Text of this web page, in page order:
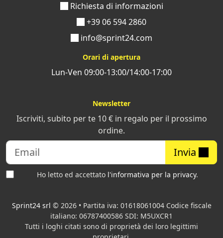
Richiesta di informazioni
+39 06 594 2860
info@sprint24.com
Orari di apertura
Lun-Ven 09:00-13:00/14:00-17:00
Newsletter
Iscriviti, subito per te 10 € in regalo per il prossimo
ordine.
Invia
Ho letto ed accettato l'informativa per la privacy.
Sprint24 srl © 2026 • Partita iva: 01618061004 Codice fiscale
italiano: 06787400586 SDI: M5UXCR1
Tutti i loghi citati sono di proprietà dei loro legittimi